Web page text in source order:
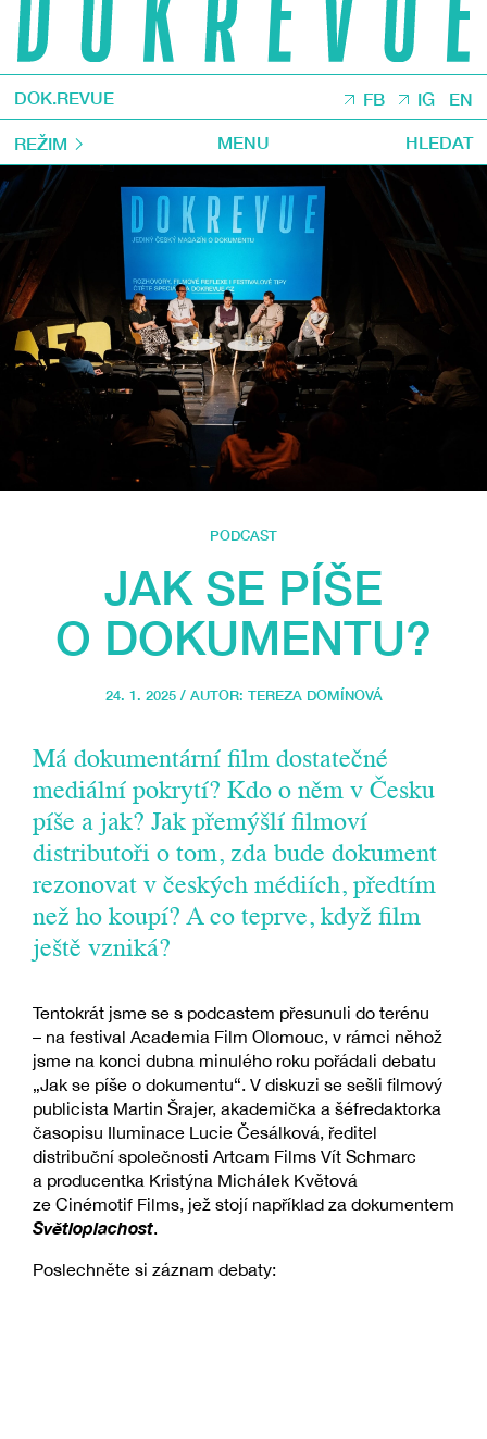
DOK.REVUE FB IG EN
REŽIM MENU HLEDAT
PODCAST
JAK SE PÍŠE
O DOKUMENTU?
24. 1. 2025 / AUTOR: TEREZA DOMÍNOVÁ
Má dokumentární film dostatečné
mediální pokrytí? Kdo o něm v Česku
píše a jak? Jak přemýšlí filmoví
distributoři o tom, zda bude dokument
rezonovat v českých médiích, předtím
než ho koupí? A co teprve, když film
ještě vzniká?
Tentokrát jsme se s podcastem přesunuli do terénu
–⁠⁠⁠⁠⁠⁠ na festival Academia Film Olomouc, v rámci něhož
jsme na konci dubna minulého roku pořádali debatu
„Jak se píše o dokumentu“. V diskuzi se sešli filmový
publicista Martin Šrajer, akademička a šéfredaktorka
časopisu Iluminace Lucie Česálková, ředitel
distribuční společnosti Artcam Films Vít Schmarc
a producentka Kristýna Michálek Květová
ze Cinémotif Films, jež stojí například za dokumentem
Světloplachost.
Poslechněte si záznam debaty: